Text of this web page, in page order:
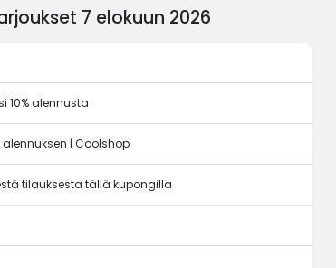
7 elokuun 2026
10% alennusta
| Coolshop
tilauksesta tällä kupongilla